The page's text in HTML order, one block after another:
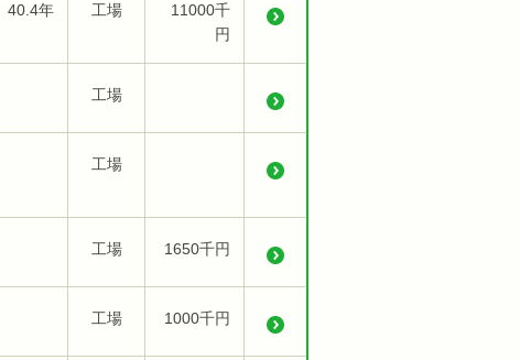
40.4年 工場
11000千
円
工場
工場
工場 1650千円
工場 1000千円